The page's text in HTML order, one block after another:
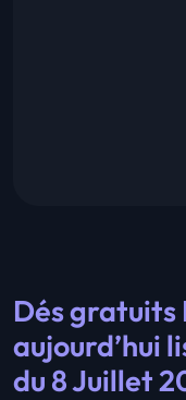
Dés gratuits
aujourd’hui
du 8 Juillet